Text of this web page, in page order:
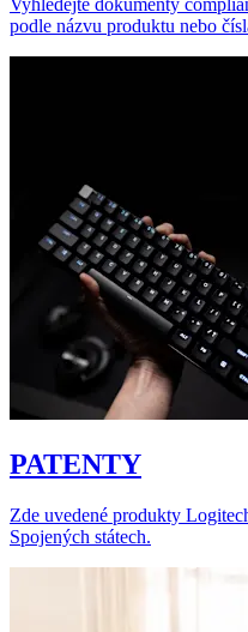
Vyhledejte dokumenty
podle názvu produktu nebo
PATENTY
Zde uvedené produkty
Spojených státech.